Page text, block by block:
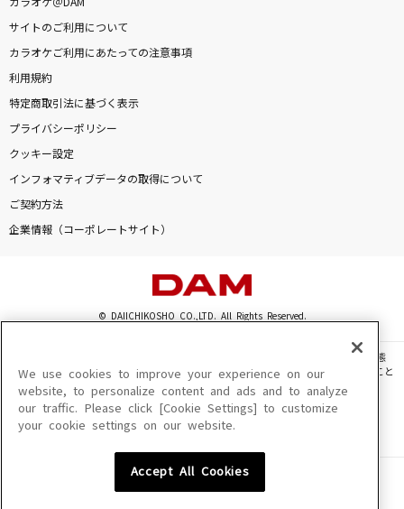
ヨルシカ
ファタール
GEMN
[生音]怪盗
back number
The Revelation
もっと見る
カラオケ最新情報をチェック！
カラオケ＠DAM
サイトのご利用について
カラオケご利用にあたっての注意事項
利用規約
特定商取引法に基づく表示
プライバシーポリシー
クッキー設定
インフォマティブデータの取得について
ご契約方法
企業情報（コーポレートサイト）
© DAIICHIKOSHO CO.,LTD. All Rights Reserved.
このサイトに掲載されている一切の文章・画像・写真・動画・音声等を、手段や形態
を問わず、著作権法の定める範囲を超えて無断で複製、転載、ファイル化などすること
を禁じます。
楽曲及びコンテンツは、機種によりご利用いただけない場合があります。
楽曲及びコンテンツの配信日、配信内容が変更になる場合があります。
We use cookies to improve your experience on our
website, to personalize content and ads and to analyze
our traffic. Please click [Cookie Settings] to customize
your cookie settings on our website.
Accept All Cookies